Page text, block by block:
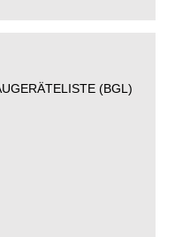
(BGL)